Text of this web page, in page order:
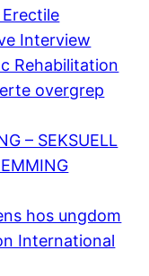
Interview
Rehabilitation
overgrep
– SEKSUELL
hos ungdom
International